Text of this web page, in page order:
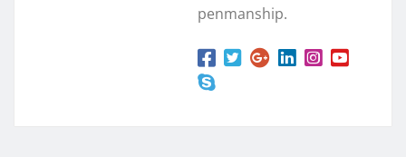
penmanship.